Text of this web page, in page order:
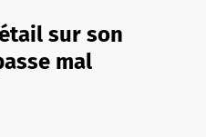
sur son
mal